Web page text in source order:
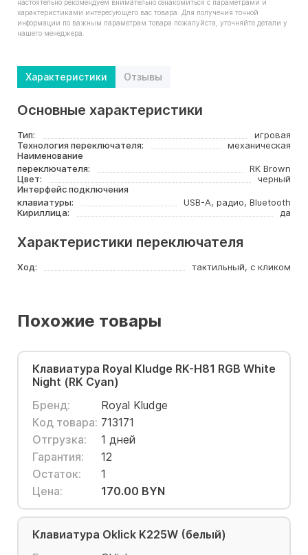
настоятельно рекомендуем внимательно ознакомиться с параметрами и
характеристиками интересующего вас товара. Для получения точной
информации по важным параметрам товара пожалуйста, уточняйте детали у
нашего менеджера.
Характеристики Отзывы
Основные характеристики
Тип:
игровая
Технология переключателя:
механическая
Наименование
переключателя:
RK Brown
Цвет:
черный
Интерфейс подключения
клавиатуры:
USB-A, радио, Bluetooth
Кириллица:
да
Характеристики переключателя
Ход: тактильный, с кликом
Похожие товары
Клавиатура Royal Kludge RK-H81 RGB White
Night (RK Cyan)
Бренд:
Royal Kludge
Код товара: 713171
Отгрузка:
1 дней
Гарантия:
12
Остаток:
1
Цена:
170.00 BYN
Клавиатура Oklick K225W (белый)